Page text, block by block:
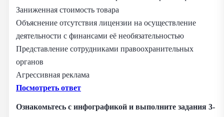
Заниженная стоимость товара
Объяснение отсутствия лицензии на осуществление
деятельности с финансами её необязательностью
Представление сотрудниками правоохранительных
органов
Агрессивная реклама
Посмотреть ответ
Ознакомьтесь с инфографикой и выполните задания 3-